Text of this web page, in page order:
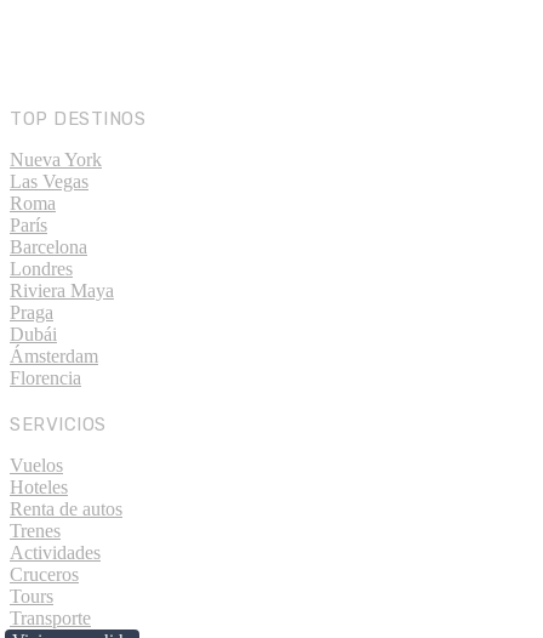
TOP DESTINOS
Nueva York
Las Vegas
Roma
París
Barcelona
Londres
Riviera Maya
Praga
Dubái
Ámsterdam
Florencia
SERVICIOS
Vuelos
Hoteles
Renta de autos
Trenes
Actividades
Cruceros
Tours
Transporte